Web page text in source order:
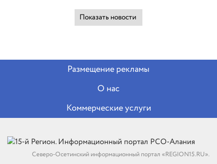
Показать новости
Размещение рекламы
О нас
Коммерческие услуги
Северо-Осетинский информационный портал «REGION15.RU».